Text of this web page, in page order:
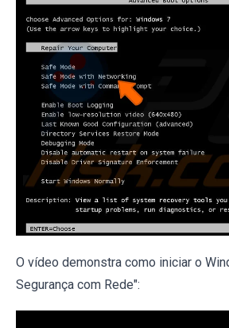
O vídeo demonstra como iniciar o
Segurança com Rede":